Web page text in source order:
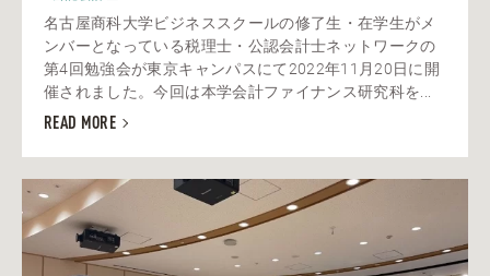
名古屋商科大学ビジネススクールの修了生・在学生がメ
ンバーとなっている税理士・公認会計士ネットワークの
第4回勉強会が東京キャンパスにて2022年11月20日に開
催されました。今回は本学会計ファイナンス研究科を...
READ MORE